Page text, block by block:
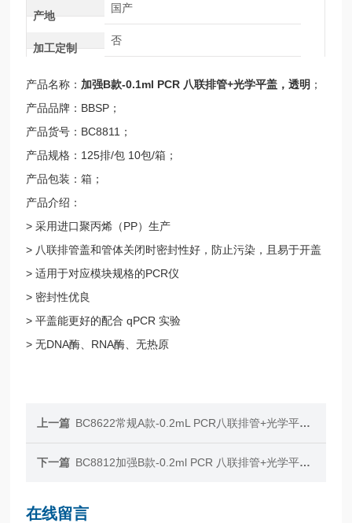
产地
国产
加工定制
否
产品名称： 加强B款-0.1ml PCR 八联排管+光学平盖，透明 ；
产品品牌：BBSP；
产品货号：BC8811；
产品规格：125排/包 10包/箱；
产品包装：箱；
产品介绍：
> 采用进口聚丙烯（PP）生产
> 八联排管盖和管体关闭时密封性好，防止污染，且易于开盖
> 适用于对应模块规格的PCR仪
> 密封性优良
> 平盖能更好的配合 qPCR 实验
> 无DNA酶、RNA酶、无热原
上一篇 BC8622常规A款-0.2mL PCR八联排管+光学平盖，白色
下一篇 BC8812加强B款-0.2ml PCR 八联排管+光学平盖，透明
在线留言